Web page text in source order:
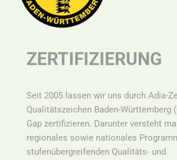
ZERTIFIZIERUNG
Seit 2005 lassen wir uns durch Adia-
Qualitätszeichen Baden-Württemberg
Gap zertifizieren. Darunter versteht
regionales sowie nationales
stufenübergreifenden Qualitäts- und